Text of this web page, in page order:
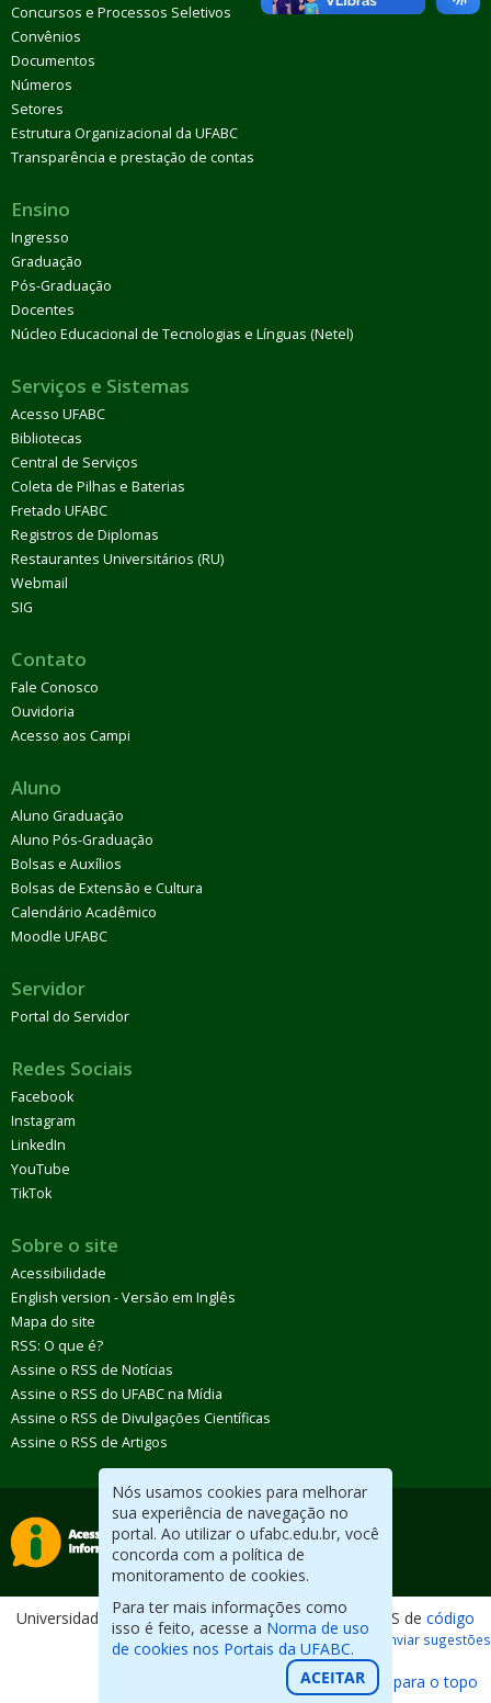
Nós usamos cookies para melhorar
sua experiência de navegação no
portal. Ao utilizar o ufabc.edu.br, você
concorda com a política de
monitoramento de cookies.
Para ter mais informações como
isso é feito, acesse a Norma de uso
de cookies nos Portais da UFABC.
ACEITAR
Concursos e Processos Seletivos
Convênios
Documentos
Números
Setores
Estrutura Organizacional da UFABC
Transparência e prestação de contas
Ensino
Ingresso
Graduação
Pós-Graduação
Docentes
Núcleo Educacional de Tecnologias e Línguas (Netel)
Serviços e Sistemas
Acesso UFABC
Bibliotecas
Central de Serviços
Coleta de Pilhas e Baterias
Fretado UFABC
Registros de Diplomas
Restaurantes Universitários (RU)
Webmail
SIG
Contato
Fale Conosco
Ouvidoria
Acesso aos Campi
Aluno
Aluno Graduação
Aluno Pós-Graduação
Bolsas e Auxílios
Bolsas de Extensão e Cultura
Calendário Acadêmico
Moodle UFABC
Servidor
Portal do Servidor
Redes Sociais
Facebook
Instagram
LinkedIn
YouTube
TikTok
Sobre o site
Acessibilidade
English version - Versão em Inglês
Mapa do site
RSS: O que é?
Assine o RSS de Notícias
Assine o RSS do UFABC na Mídia
Assine o RSS de Divulgações Científicas
Assine o RSS de Artigos
Universidade Federal do ABC. Desenvolvido com CMS de código
aberto. Reportar erros / Enviar sugestões
Voltar para o topo